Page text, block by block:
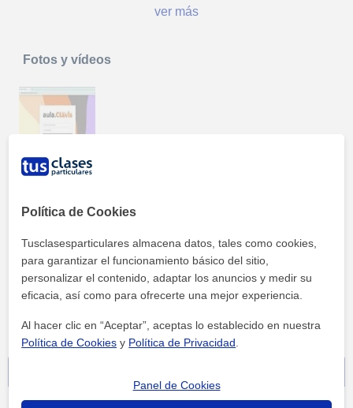
ver más
Fotos y vídeos
Recursos para los alumnos
Precios y ofertas
Política de Cookies
Tusclasesparticulares almacena datos, tales como cookies,
para garantizar el funcionamiento básico del sitio,
personalizar el contenido, adaptar los anuncios y medir su
eficacia, así como para ofrecerte una mejor experiencia.
Al hacer clic en “Aceptar”, aceptas lo establecido en nuestra
Política de Cookies y Política de Privacidad
Panel de Cookies